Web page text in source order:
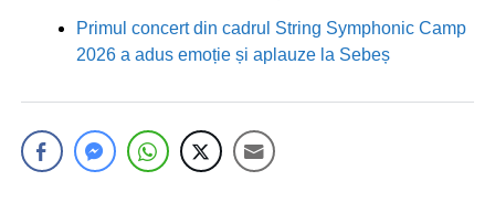
Primul concert din cadrul String Symphonic Camp
2026 a adus emoție și aplauze la Sebeș